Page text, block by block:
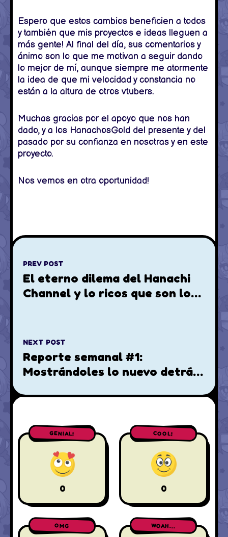
Espero que estos cambios beneficien a todos
y también que mis proyectos e ideas lleguen a
más gente! Al final del día, sus comentarios y
ánimo son lo que me motivan a seguir dando
lo mejor de mí, aunque siempre me atormente
la idea de que mi velocidad y constancia no
están a la altura de otros vtubers.
Muchas gracias por el apoyo que nos han
dado, y a los HanachosGold del presente y del
pasado por su confianza en nosotras y en este
proyecto.
Nos vemos en otra oportunidad!
PREV POST
El eterno dilema del Hanachi
Channel y lo ricos que son los
NEXT POST
Reporte semanal #1:
Mostrándoles lo nuevo detrás
GENIAL!
0
COOL!
0
OMG WOAH...